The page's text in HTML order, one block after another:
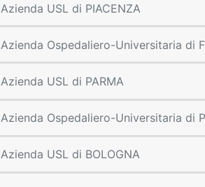
Azienda USL di PIACENZA
Azienda Ospedaliero-Universitaria di
Azienda USL di PARMA
Azienda Ospedaliero-Universitaria di
Azienda USL di BOLOGNA